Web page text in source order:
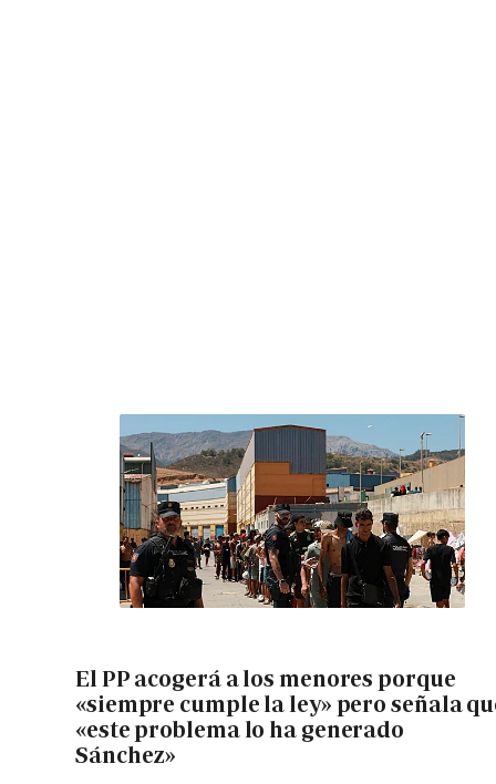
El PP acogerá a los menores porque
«siempre cumple la ley» pero señala
«este problema lo ha generado
Sánchez»